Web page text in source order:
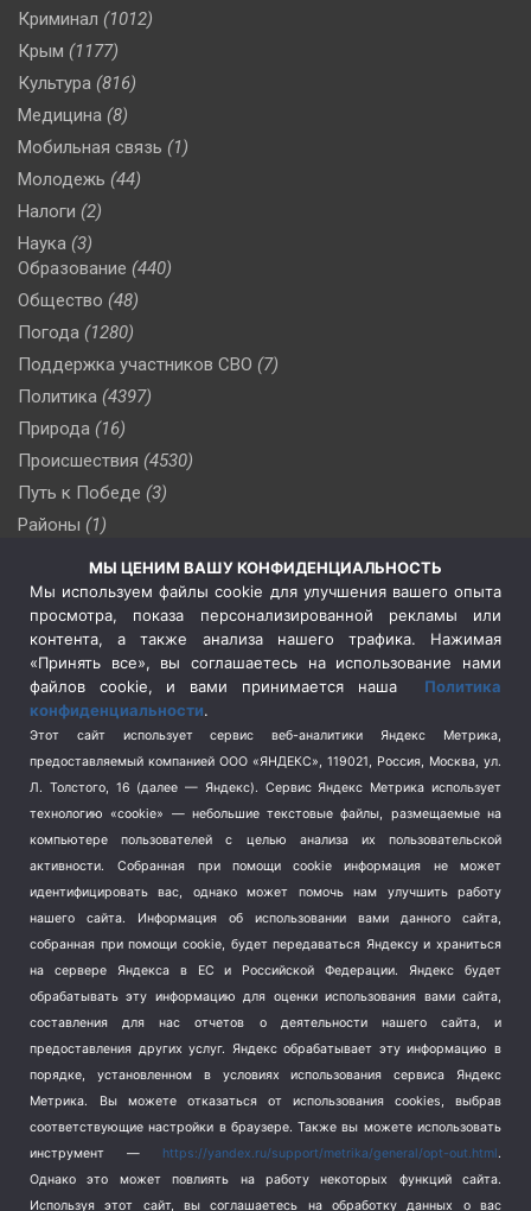
Криминал (1012)
Крым (1177)
Культура (816)
Медицина (8)
Мобильная связь (1)
Молодежь (44)
Налоги (2)
Наука (3)
Образование (440)
Общество (48)
Погода (1280)
Поддержка участников СВО (7)
Политика (4397)
Природа (16)
Происшествия (4530)
Путь к Победе (3)
Районы (1)
(510)
Сельское хозяйство (3)
Социальная политика
(3)
Спецоперация в Украине
Спецоперация на Украине
(404)
Спорт (740)
Терроризм (1)
Транспорт (262)
Туризм (178)
Флот (76)
Школа и спорт (2)
Экология (8)
Экономика (1172)
МЫ ЦЕНИМ ВАШУ КОНФИДЕНЦИАЛЬНОСТЬ
Мы используем файлы cookie для улучшения вашего опыта
просмотра, показа персонализированной рекламы или
контента, а также анализа нашего трафика. Нажимая
«Принять все», вы соглашаетесь на использование нами
файлов cookie, и вами принимается наша Политика
конфиденциальности.
Этот сайт использует сервис веб-аналитики Яндекс Метрика,
предоставляемый компанией ООО «ЯНДЕКС», 119021, Россия, Москва, ул.
Л. Толстого, 16 (далее — Яндекс). Сервис Яндекс Метрика использует
технологию «cookie» — небольшие текстовые файлы, размещаемые на
компьютере пользователей с целью анализа их пользовательской
активности.
Собранная при помощи cookie информация не может
идентифицировать вас, однако может помочь нам улучшить работу
нашего сайта. Информация об использовании вами данного сайта,
собранная при помощи cookie, будет передаваться Яндексу и храниться
на сервере Яндекса в ЕС и Российской Федерации. Яндекс будет
обрабатывать эту информацию для оценки использования вами сайта,
составления для нас отчетов о деятельности нашего сайта, и
предоставления других услуг. Яндекс обрабатывает эту информацию в
порядке, установленном в условиях использования сервиса Яндекс
Метрика.
Вы можете отказаться от использования cookies, выбрав
соответствующие настройки в браузере. Также вы можете использовать
инструмент — https://yandex.ru/support/metrika/general/opt-out.html.
Однако это может повлиять на работу некоторых функций сайта.
Используя этот сайт, вы соглашаетесь на обработку данных о вас